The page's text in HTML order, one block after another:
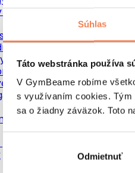
Súhlas
Táto webstránka používa
V GymBeame robíme
s využívaním cookies. Tým
sa o žiadny záväzok. Toto
Odmietnuť
to drink nápoje
proteíny
proteíny